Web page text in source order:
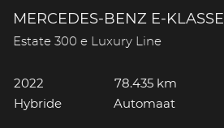
MERCEDES-BENZ E-KLASSE
Estate 300 e Luxury Line
2022
78.435 km
Hybride
Automaat